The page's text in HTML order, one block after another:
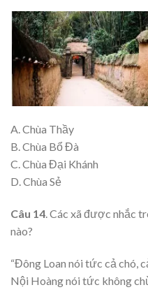
A. Chùa Thầy
B. Chùa Bổ Đà
C. Chùa Đại Khánh
D. Chùa Sẻ
Câu 14. Các xã được nhắc
nào?
“Đông Loan nói tức cả chó,
Nội Hoàng nói tức không